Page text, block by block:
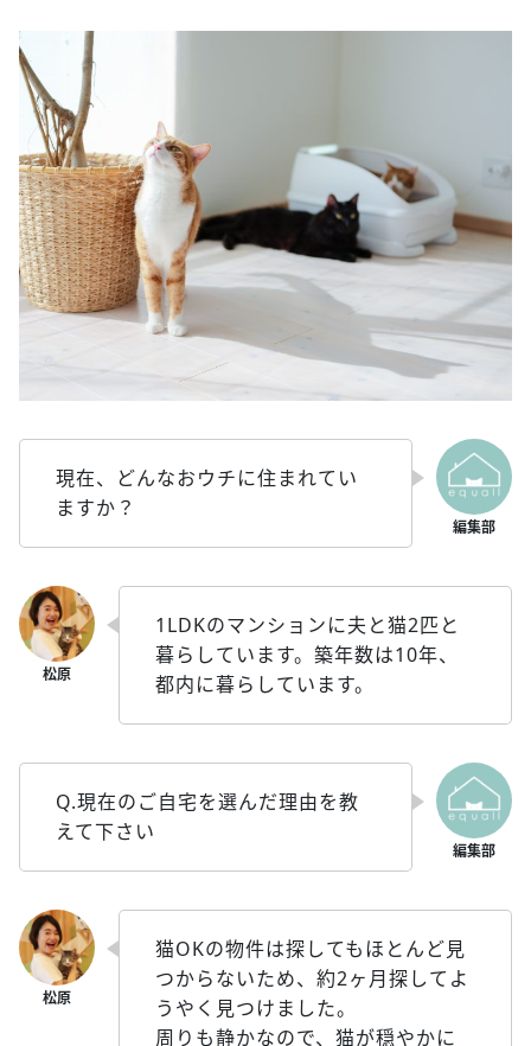
現在、どんなおウチに住まれてい
ますか？
1LDKのマンションに夫と猫2匹と
暮らしています。築年数は10年、
都内に暮らしています。
Q.現在のご自宅を選んだ理由を教
えて下さい
猫OKの物件は探してもほとんど見
つからないため、約2ヶ月探してよ
うやく見つけました。
周りも静かなので、猫が穏やかに